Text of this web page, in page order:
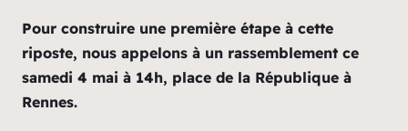
Pour construire une première étape à cette
riposte, nous appelons à un rassemblement ce
samedi 4 mai à 14h, place de la République à
Rennes.